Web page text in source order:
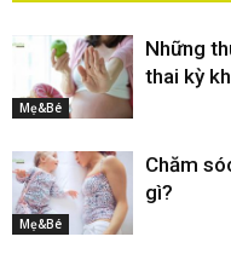
Mẹ&Bé
Những
thai kỳ
Mẹ&Bé
Chăm
gì?